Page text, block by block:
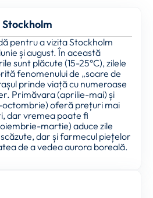
pentru a vizita Stockholm
și august. În această
sunt plăcute (15-25°C), zilele
fenomenului de „soare de
prinde viață cu numeroase
Primăvara (aprilie-mai) și
oferă prețuri mai
dar vremea poate fi
martie) aduce zile
dar și farmecul piețelor
de a vedea aurora boreală.